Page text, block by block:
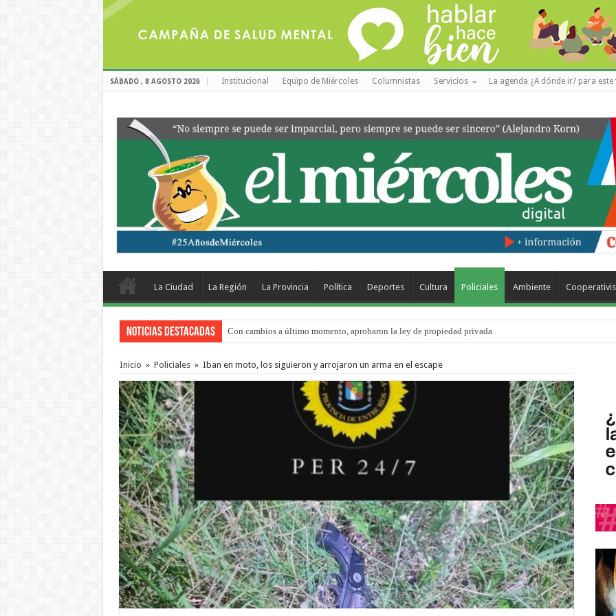
SÁBADO , 8 AGOSTO 2026 Institucional Equipo de Miércoles Columnistas Servicios La agenda ¿A dónde ir? para este
La Ciudad La Región La Provincia Política Deportes Cultura Policiales Ambiente
Noticias Destacadas Con cambios a último momento, aprobaron la ley de propiedad privada
Adopción en Entre Ríos: el 35% de los 90 niños, niñas y adolescentes que esperan una familia tiene
Inicio » Policiales » Iban en moto, los siguieron y arrojaron un arma en el escape